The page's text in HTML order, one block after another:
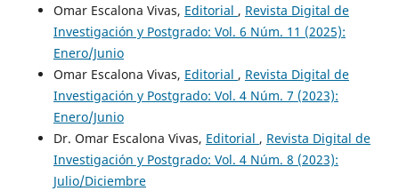
Omar Escalona Vivas, Editorial , Revista Digital de
Investigación y Postgrado: Vol. 6 Núm. 11 (2025):
Enero/Junio
Omar Escalona Vivas, Editorial , Revista Digital de
Investigación y Postgrado: Vol. 4 Núm. 7 (2023):
Enero/Junio
Dr. Omar Escalona Vivas, Editorial , Revista Digital de
Investigación y Postgrado: Vol. 4 Núm. 8 (2023):
Julio/Diciembre